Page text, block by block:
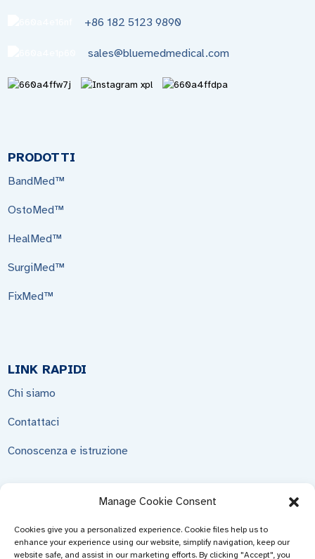
+86 182 5123 9890
sales@bluemedmedical.com
PRODOTTI
BandMed™
OstoMed™
HealMed™
SurgiMed™
FixMed™
LINK RAPIDI
Chi siamo
Contattaci
Conoscenza e istruzione
INVIA RICHIESTA
Non c'è niente di meglio che vedere il risultato finale. Scopri
Manage Cookie Consent
Cookies give you a personalized experience. Cookie files help us to
enhance your experience using our website, simplify navigation, keep our
website safe, and assist in our marketing efforts. By clicking "Accept", you